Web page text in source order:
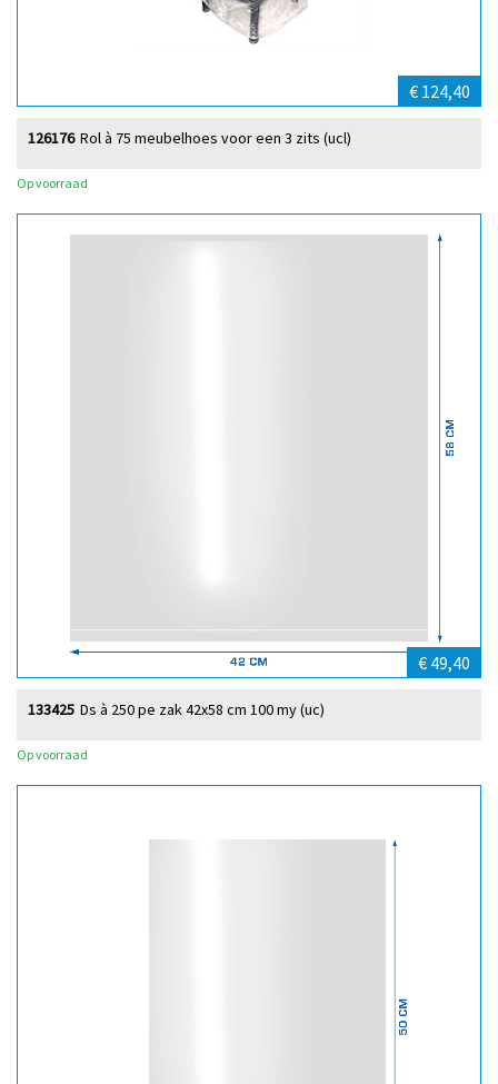
€ 124,40
Rol à 75 meubelhoes voor een 3 zits (ucl)
126176
Op voorraad
€ 49,40
Ds à 250 pe zak 42x58 cm 100 my (uc)
133425
Op voorraad